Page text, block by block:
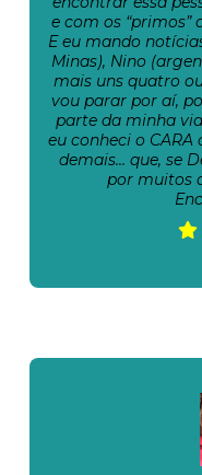
e com os “primos”
E eu mando
Minas), Nino
mais uns quatro
vou parar por aí,
parte da minha
eu conheci o
demais… que, se
por muitos